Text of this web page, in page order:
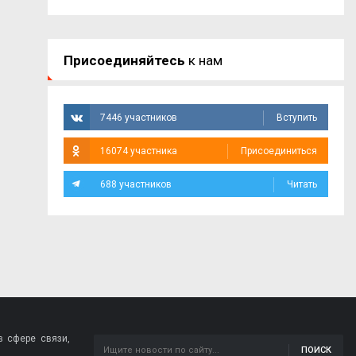
Присоединяйтесь к нам
7446 участников Вступить
16074 участника Присоединиться
688 участников Читать
сфере связи,
ПОИСК